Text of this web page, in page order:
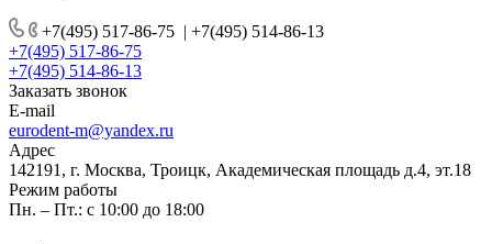
+7(495) 517-86-75 | +7(495) 514-86-13
+7(495) 517-86-75
+7(495) 514-86-13
Заказать звонок
E-mail
eurodent-m@yandex.ru
Адрес
142191, г. Москва, Троицк, Академическая площадь д.4, эт.18
Режим работы
Пн. – Пт.: с 10:00 до 18:00